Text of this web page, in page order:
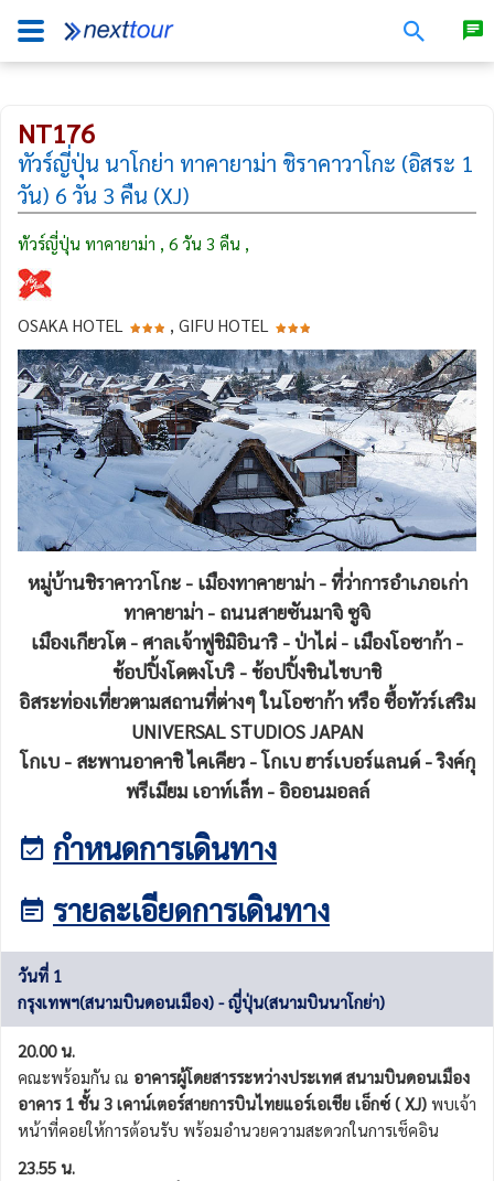
NT176
ทัวร์ญี่ปุ่น นาโกย่า ทาคายาม่า ชิราคาวาโกะ (อิสระ 1
วัน) 6 วัน 3 คืน (XJ)
ทัวร์ญี่ปุ่น ทาคายาม่า , 6 วัน 3 คืน ,
OSAKA HOTEL , GIFU HOTEL
หมู่บ้านชิราคาวาโกะ - เมืองทาคายาม่า - ที่ว่าการอำเภอเก่า
ทาคายาม่า - ถนนสายซันมาจิ ซูจิ
เมืองเกียวโต - ศาลเจ้าฟูชิมิอินาริ - ป่าไผ่ - เมืองโอซาก้า -
ช้อปปิ้งโดตงโบริ - ช้อปปิ้งชินไชบาชิ
อิสระท่องเที่ยวตามสถานที่ต่างๆ ในโอซาก้า หรือ ซื้อทัวร์เสริม
UNIVERSAL STUDIOS JAPAN
โกเบ - สะพานอาคาชิ ไคเคียว - โกเบ ฮาร์เบอร์แลนด์ - ริงค์กุ
พรีเมียม เอาท์เล็ท - อิออนมอลล์
กำหนดการเดินทาง
รายละเอียดการเดินทาง
วันที่ 1
กรุงเทพฯ(สนามบินดอนเมือง) - ญี่ปุ่น(สนามบินนาโกย่า)
20.00 น.
คณะพร้อมกัน ณ อาคารผู้โดยสารระหว่างประเทศ สนามบินดอนเมือง
อาคาร 1 ชั้น 3 เคาน์เตอร์สายการบินไทยแอร์เอเชีย เอ็กซ์ ( XJ) พบเจ้า
หน้าที่คอยให้การต้อนรับ พร้อมอำนวยความสะดวกในการเช็คอิน
23.55 น.